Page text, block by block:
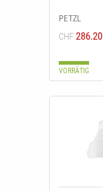
PETZL
CHF 286.20
VORRÄTIG